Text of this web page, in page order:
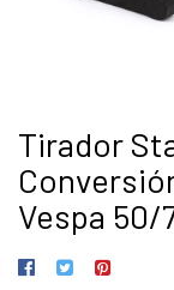
Tirador
Vespa 50/